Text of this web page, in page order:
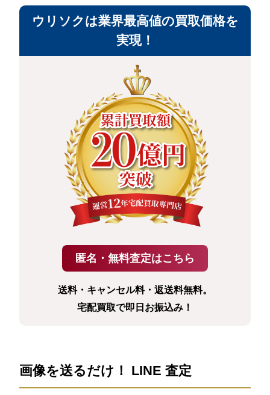
ウリソクは業界最高値の買取価格を
実現！
送料・キャンセル料・返送料無料。
宅配買取で即日お振込み！
画像を送るだけ！ LINE 査定